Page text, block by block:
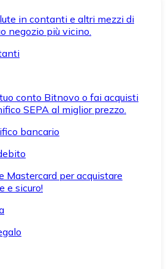
in contanti e altri mezzi di
negozio più vicino.
conto Bitnovo o fai acquisti
SEPA al miglior prezzo.
bancario
Mastercard per acquistare
e sicuro!